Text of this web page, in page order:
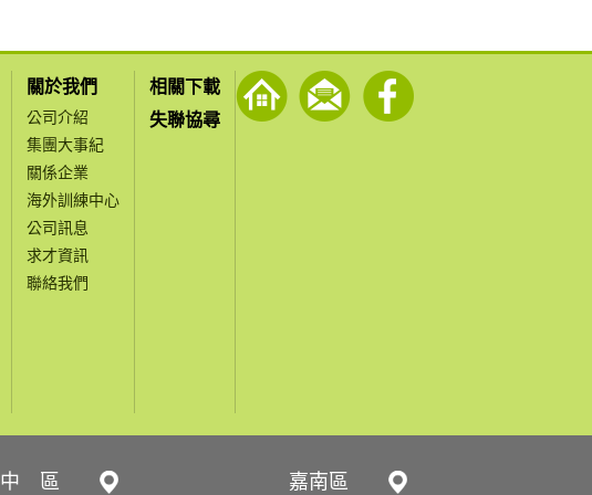
關於我們
公司介紹
集團大事紀
關係企業
海外訓練中心
公司訊息
求才資訊
聯絡我們
相關下載
失聯協尋
中 區 嘉南區